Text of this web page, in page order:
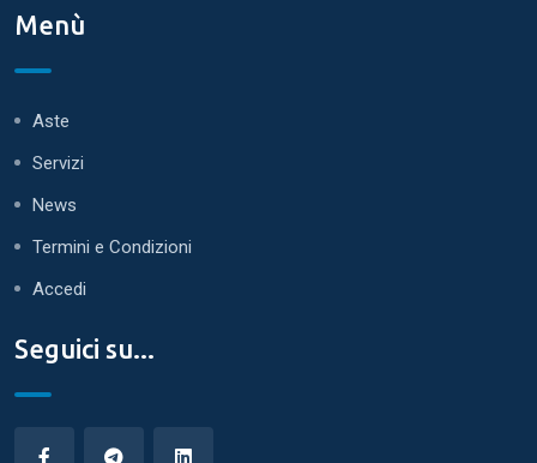
Menù
Aste
Servizi
News
Termini e Condizioni
Accedi
Seguici su...